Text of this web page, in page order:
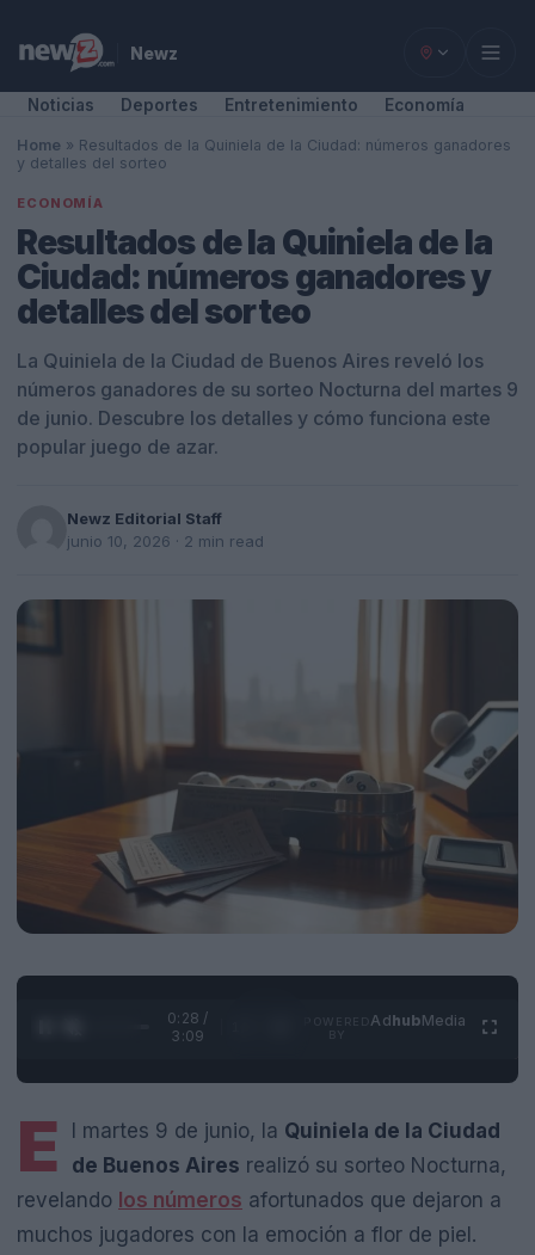
Newz
Noticias Deportes Entretenimiento Economía
Home » Resultados de la Quiniela de la Ciudad: números ganadores
y detalles del sorteo
ECONOMÍA
Resultados de la Quiniela de la
Ciudad: números ganadores y
detalles del sorteo
La Quiniela de la Ciudad de Buenos Aires reveló los
números ganadores de su sorteo Nocturna del martes 9
de junio. Descubre los detalles y cómo funciona este
popular juego de azar.
Newz Editorial Staff
junio 10, 2026 · 2 min read
0:28 /
3:09
AdhubMedia
E l martes 9 de junio, la Quiniela de la Ciudad
de Buenos Aires realizó su sorteo Nocturna,
revelando los números afortunados que dejaron a
muchos jugadores con la emoción a flor de piel.